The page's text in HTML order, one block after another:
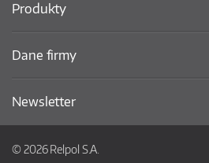
Produkty
Dane firmy
Newsletter
© 2026 Relpol S.A.